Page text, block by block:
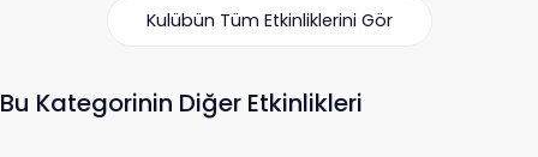
Kulübün Tüm Etkinliklerini Gör
Bu Kategorinin Diğer Etkinlikleri